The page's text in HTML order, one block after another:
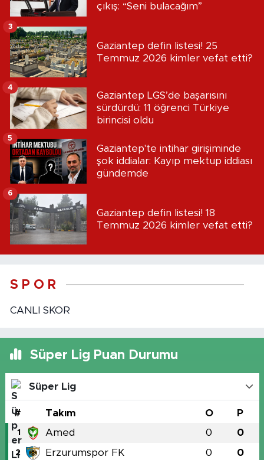
çıkış: “Seni bulacağım”
Gaziantep defin listesi! 25
Temmuz 2026 kimler vefat etti?
3
Gaziantep LGS’de başarısını
sürdürdü: 11 öğrenci Türkiye
birincisi oldu
4
Gaziantep'te intihar girişiminde
şok iddialar: Kayıp mektup iddiası
gündemde
5
Gaziantep defin listesi! 18
Temmuz 2026 kimler vefat etti?
6
S P O R
CANLI SKOR
Süper Lig Puan Durumu
Süper Lig
# Takım O P
1 Amed 0 0
2 Erzurumspor FK 0 0